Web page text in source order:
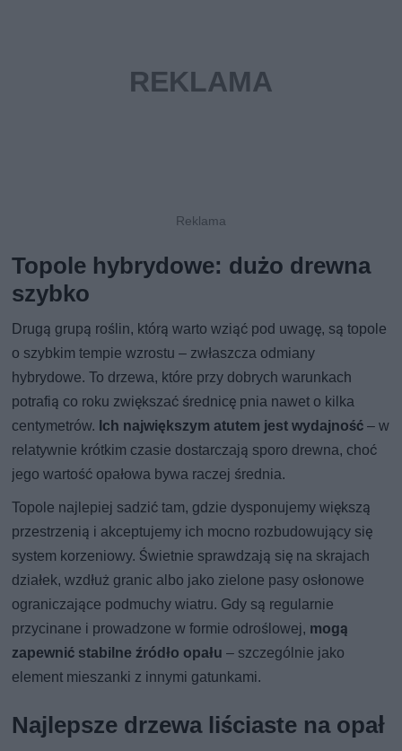
Topole hybrydowe: dużo drewna
szybko
Drugą grupą roślin, którą warto wziąć pod uwagę, są topole
o szybkim tempie wzrostu – zwłaszcza odmiany
hybrydowe. To drzewa, które przy dobrych warunkach
potrafią co roku zwiększać średnicę pnia nawet o kilka
centymetrów. Ich największym atutem jest wydajność – w
relatywnie krótkim czasie dostarczają sporo drewna, choć
jego wartość opałowa bywa raczej średnia.
Topole najlepiej sadzić tam, gdzie dysponujemy większą
przestrzenią i akceptujemy ich mocno rozbudowujący się
system korzeniowy. Świetnie sprawdzają się na skrajach
działek, wzdłuż granic albo jako zielone pasy osłonowe
ograniczające podmuchy wiatru. Gdy są regularnie
przycinane i prowadzone w formie odroślowej, mogą
zapewnić stabilne źródło opału – szczególnie jako
element mieszanki z innymi gatunkami.
Najlepsze drzewa liściaste na opał